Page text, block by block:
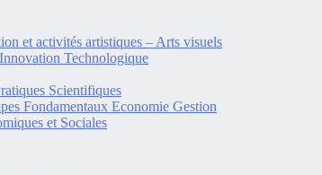
et activités artistiques – Arts visuels
Technologique
Scientifiques
Fondamentaux Economie Gestion
et Sociales